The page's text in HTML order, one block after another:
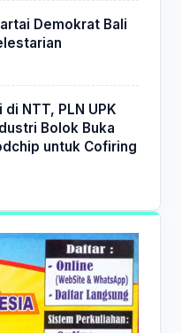
Demokrat Bali
NTT, PLN UPK
Bolok Buka
untuk Cofiring